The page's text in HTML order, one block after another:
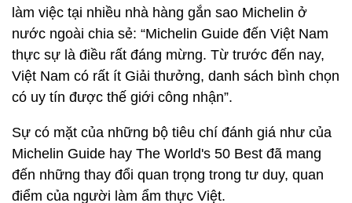
làm việc tại nhiều nhà hàng gắn sao Michelin ở
nước ngoài chia sẻ: “Michelin Guide đến Việt Nam
thực sự là điều rất đáng mừng. Từ trước đến nay,
Việt Nam có rất ít Giải thưởng, danh sách bình chọn
có uy tín được thế giới công nhận”.
Sự có mặt của những bộ tiêu chí đánh giá như của
Michelin Guide hay The World's 50 Best đã mang
đến những thay đổi quan trọng trong tư duy, quan
điểm của người làm ẩm thực Việt.